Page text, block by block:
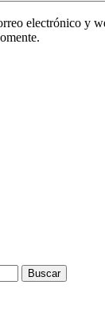
electrónico y